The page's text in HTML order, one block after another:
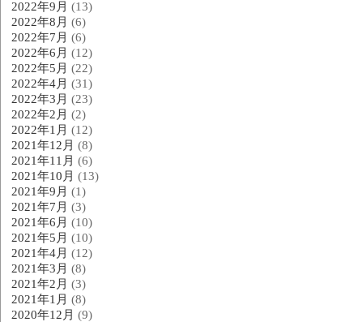
2022年9月 (13)
2022年8月 (6)
2022年7月 (6)
2022年6月 (12)
2022年5月 (22)
2022年4月 (31)
2022年3月 (23)
2022年2月 (2)
2022年1月 (12)
2021年12月 (8)
2021年11月 (6)
2021年10月 (13)
2021年9月 (1)
2021年7月 (3)
2021年6月 (10)
2021年5月 (10)
2021年4月 (12)
2021年3月 (8)
2021年2月 (3)
2021年1月 (8)
2020年12月 (9)